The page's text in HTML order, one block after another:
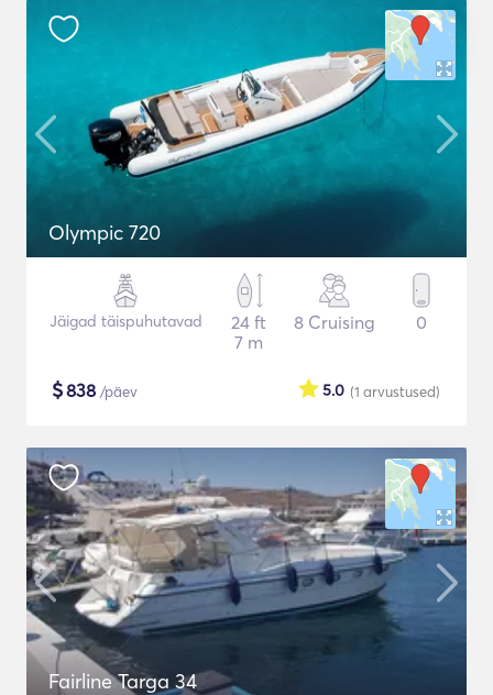
Olympic 720
Jäigad täispuhutavad
24 ft
7 m
8 Cruising 0
$838 /päev (1 arvustused)
5.0
Fairline Targa 34